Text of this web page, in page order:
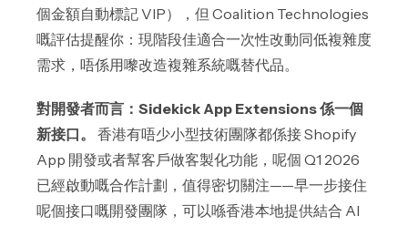
個金額自動標記 VIP），但 Coalition Technologies
嘅評估提醒你：現階段佳適合一次性改動同低複雜度
需求，唔係用嚟改造複雜系統嘅替代品。
對開發者而言：Sidekick App Extensions 係一個
新接口。
香港有唔少小型技術團隊都係接 Shopify
App 開發或者幫客戶做客製化功能，呢個 Q1 2026
已經啟動嘅合作計劃，值得密切關注——早一步接住
呢個接口嘅開發團隊，可以喺香港本地提供結合 AI